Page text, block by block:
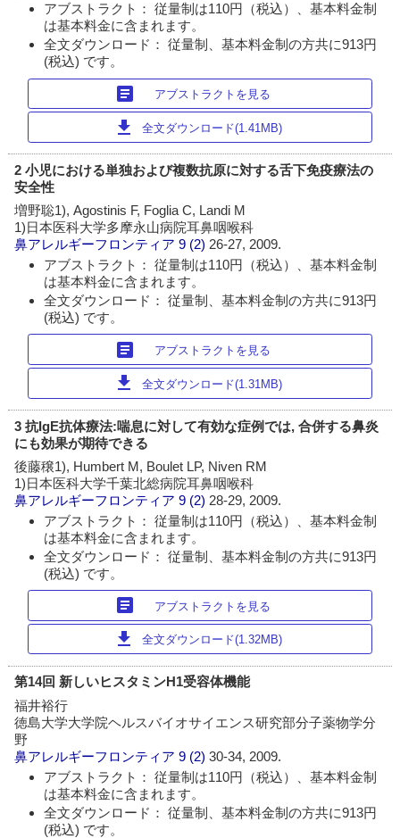
アブストラクト： 従量制は110円（税込）、基本料金制
は基本料金に含まれます。
全文ダウンロード： 従量制、基本料金制の方共に913円
(税込) です。
article アブストラクトを見る
download 全文ダウンロード(1.41MB)
2 小児における単独および複数抗原に対する舌下免疫療法の
安全性
増野聡1), Agostinis F, Foglia C, Landi M
1)日本医科大学多摩永山病院耳鼻咽喉科
鼻アレルギーフロンティア 9 (2)26-27, 2009.
アブストラクト： 従量制は110円（税込）、基本料金制
は基本料金に含まれます。
全文ダウンロード： 従量制、基本料金制の方共に913円
(税込) です。
article アブストラクトを見る
download 全文ダウンロード(1.31MB)
3 抗IgE抗体療法:喘息に対して有効な症例では, 合併する鼻炎
にも効果が期待できる
後藤穣1), Humbert M, Boulet LP, Niven RM
1)日本医科大学千葉北総病院耳鼻咽喉科
鼻アレルギーフロンティア 9 (2) 28-29, 2009.
アブストラクト： 従量制は110円（税込）、基本料金制
は基本料金に含まれます。
全文ダウンロード： 従量制、基本料金制の方共に913円
(税込) です。
article アブストラクトを見る
download 全文ダウンロード(1.32MB)
第14回 新しいヒスタミンH1受容体機能
福井裕行
徳島大学大学院ヘルスバイオサイエンス研究部分子薬物学分
野
鼻アレルギーフロンティア 9 (2)30-34, 2009.
アブストラクト： 従量制は110円（税込）、基本料金制
は基本料金に含まれます。
全文ダウンロード： 従量制、基本料金制の方共に913円
(税込) です。